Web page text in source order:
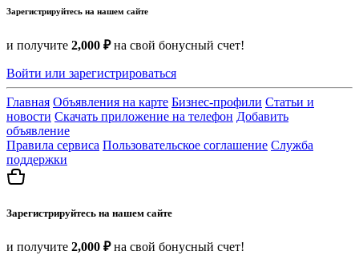
Зарегистрируйтесь на нашем сайте
и получите 2,000 ₽на свой бонусный счет!
Войти или зарегистрироваться
Главная Объявления на карте Бизнес-профили Статьи и
новости Скачать приложение на телефон Добавить
объявление
Правила сервиса Пользовательское соглашение Служба
поддержки
Зарегистрируйтесь на нашем сайте
и получите 2,000 ₽на свой бонусный счет!